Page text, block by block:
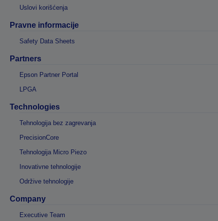
Uslovi korišćenja
Pravne informacije
Safety Data Sheets
Partners
Epson Partner Portal
LPGA
Technologies
Tehnologija bez zagrevanja
PrecisionCore
Tehnologija Micro Piezo
Inovativne tehnologije
Održive tehnologije
Company
Executive Team